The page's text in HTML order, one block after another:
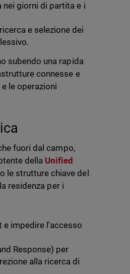
giorni di partita e i
e selezione dei
subendo una rapida
connesse e
le operazioni
fuori dal campo,
della Unified
le strutture chiave del
residenza per i
e impedire l'accesso
Response) per
alla ricerca di